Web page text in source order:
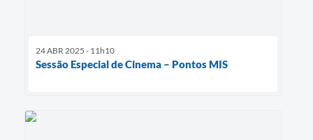
24 ABR 2025 - 11h10
Sessão Especial de Cinema – Pontos MIS